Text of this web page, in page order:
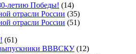
летию Победы! (14)
отрасли России (35)
отрасли России (51)
(61)
ВВВСКУ(12)